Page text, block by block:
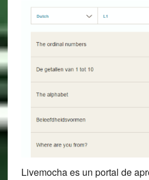
Livemocha es un portal de